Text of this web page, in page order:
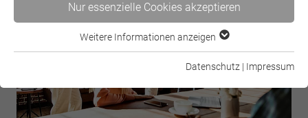
Nur essenzielle Cookies akzeptieren
Essenzielle Cookies werden für grundlegende Funktionen der
Webseite einwandfrei funktioniert.
Weitere Informationen anzeigen
Datenschutz | Impressum